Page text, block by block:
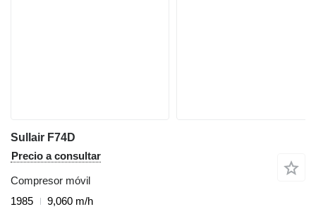
Sullair F74D
Precio a consultar
Compresor móvil
1985
9,060 m/h